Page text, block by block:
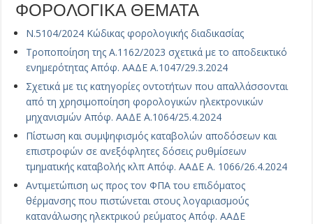
ΦΟΡΟΛΟΓΙΚΑ ΘΕΜΑΤΑ
Ν.5104/2024 Κώδικας φορολογικής διαδικασίας
Τροποποίηση της Α.1162/2023 σχετικά με το αποδεικτικό
ενημερότητας Απόφ. ΑΑΔΕ Α.1047/29.3.2024
Σχετικά με τις κατηγορίες οντοτήτων που απαλλάσσονται
από τη χρησιμοποίηση φορολογικών ηλεκτρονικών
μηχανισμών Απόφ. ΑΑΔΕ Α.1064/25.4.2024
Πίστωση και συμψηφισμός καταβολών αποδόσεων και
επιστροφών σε ανεξόφλητες δόσεις ρυθμίσεων
τμηματικής καταβολής κλπ Απόφ. ΑΑΔΕ Α. 1066/26.4.2024
Αντιμετώπιση ως προς τον ΦΠΑ του επιδόματος
θέρμανσης που πιστώνεται στους λογαριασμούς
κατανάλωσης ηλεκτρικού ρεύματος Απόφ. ΑΑΔΕ